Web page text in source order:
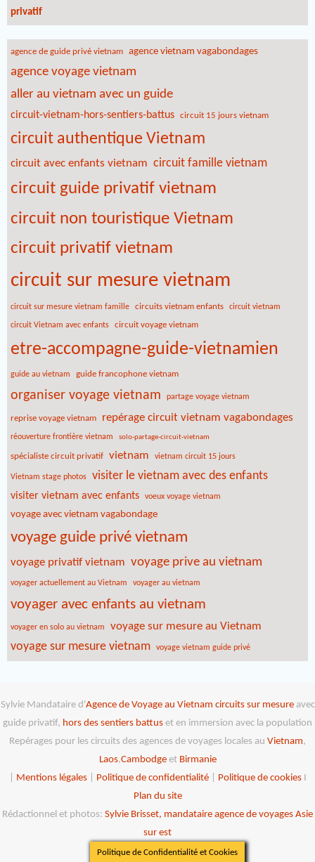
privatif
agence de guide privé vietnam agence vietnam vagabondages
agence voyage vietnam
aller au vietnam avec un guide
circuit-vietnam-hors-sentiers-battus circuit 15 jours vietnam
circuit authentique Vietnam
circuit avec enfants vietnam circuit famille vietnam
circuit guide privatif vietnam
circuit non touristique Vietnam
circuit privatif vietnam
circuit sur mesure vietnam
circuit sur mesure vietnam famille circuits vietnam enfants circuit vietnam
circuit Vietnam avec enfants circuit voyage vietnam
etre-accompagne-guide-vietnamien
guide au vietnam guide francophone vietnam
organiser voyage vietnam partage voyage vietnam
reprise voyage vietnam repérage circuit vietnam vagabondages
réouverture frontière vietnam solo-partage-circuit-vietnam
spécialiste circuit privatif vietnam vietnam circuit 15 jours
Vietnam stage photos visiter le vietnam avec des enfants
visiter vietnam avec enfants voeux voyage vietnam
voyage avec vietnam vagabondage
voyage guide privé vietnam
voyage privatif vietnam voyage prive au vietnam
voyager actuellement au Vietnam voyager au vietnam
voyager avec enfants au vietnam
voyager en solo au vietnam voyage sur mesure au Vietnam
voyage sur mesure vietnam voyage vietnam guide privé
Sylvie Mandataire d'Agence de Voyage au Vietnam circuits sur mesureavec
guide privatif, hors des sentiers battus et en immersion avec la population
Repérages pour les circuits des agences de voyages locales au Vietnam,
Laos,Cambodgeet Birmanie
Mentions légales| Politique de confidentialité| Politique de cookiesI
Plan du site
Rédactionnel et photos: Sylvie Brisset, mandataire agence de voyages Asie
sur est
Politique de Confidentialité et Cookies